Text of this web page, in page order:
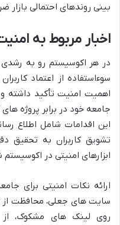
بینی روندهای احتمالی بازار
اخبار مربوط به
در هر اکوسیستم رو به رشدی
سوءاستفاده از اعتماد
اهمیت امنیت تأکید داشته
جامعه خود در برابر پروژه
این اقدامات شامل اطلاع
تشویق کاربران به تحقیق
ابزارهای امنیتی در
ارائه نکات امنیتی برای
سایت های جعلی، محافظت از
روی لینک های مشکوک، از